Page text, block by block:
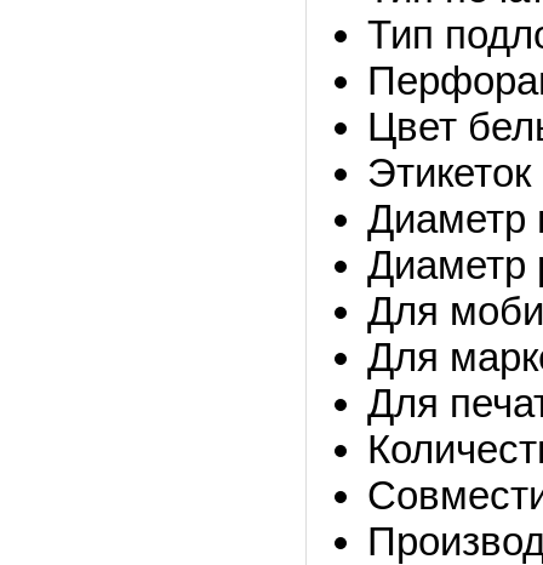
Тип
Цвет
Диаметр
Диаметр
Для
Для
Для